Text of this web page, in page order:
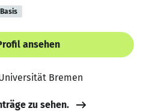
Basis
ansehen
Bremen
zu sehen.